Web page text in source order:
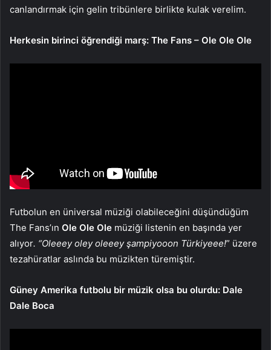
canlandırmak için gelin tribünlere birlikte kulak verelim.
Herkesin birinci öğrendiği marş: The Fans – Ole Ole Ole
Futbolun en üniversal müziği olabileceğini düşündüğüm
The Fans’ın Ole Ole Ole müziği listenin en başında yer
alıyor. “Oleeey oley oleeey şampiyooon Türkiyeee!” üzere
tezahüratlar aslında bu müzikten türemiştir.
Güney Amerika futbolu bir müzik olsa bu olurdu: Dale
Dale Boca